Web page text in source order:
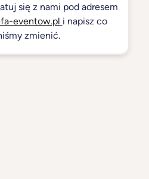
się z nami pod adresem
eventow.pl i napisz co
zmienić.